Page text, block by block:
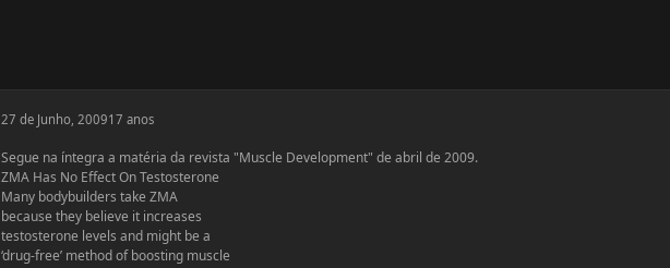
27 de Junho, 200917 anos
Segue na íntegra a matéria da revista "Muscle Development" de abril de 2009.
ZMA Has No Effect On Testosterone
Many bodybuilders take ZMA
because they believe it increases
testosterone levels and might be a
‘drug-free’ method of boosting muscle